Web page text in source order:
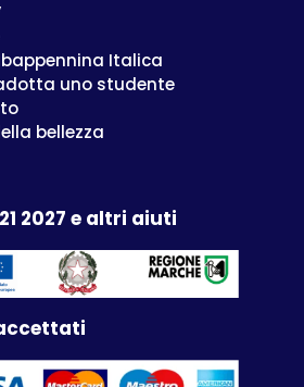
Italica
uno studente
bellezza
2027 e altri aiuti